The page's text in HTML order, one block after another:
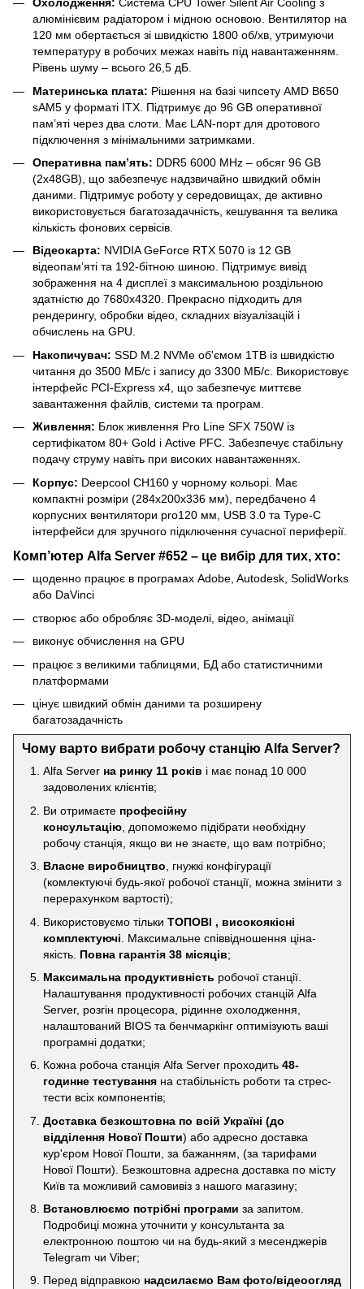
Охолодження: Система CPU Tower Silent Air Cooling з
алюмінієвим радіатором і мідною основою. Вентилятор на
120 мм обертається зі швидкістю 1800 об/хв, утримуючи
температуру в робочих межах навіть під навантаженням.
Рівень шуму – всього 26,5 дБ.
Материнська плата: Рішення на базі чипсету AMD B650
sAM5 у форматі ITX. Підтримує до 96 GB оперативної
пам’яті через два слоти. Має LAN-порт для дротового
підключення з мінімальними затримками.
Оперативна пам’ять: DDR5 6000 MHz – обсяг 96 GB
(2x48GB), що забезпечує надзвичайно швидкий обмін
даними. Підтримує роботу у середовищах, де активно
використовується багатозадачність, кешування та велика
кількість фонових сервісів.
Відеокарта: NVIDIA GeForce RTX 5070 із 12 GB
відеопам’яті та 192-бітною шиною. Підтримує вивід
зображення на 4 дисплеї з максимальною роздільною
здатністю до 7680x4320. Прекрасно підходить для
рендерингу, обробки відео, складних візуалізацій і
обчислень на GPU.
Накопичувач: SSD M.2 NVMe об'ємом 1TB із швидкістю
читання до 3500 МБ/с і запису до 3300 МБ/с. Використовує
інтерфейс PCI-Express x4, що забезпечує миттєве
завантаження файлів, системи та програм.
Живлення: Блок живлення Pro Line SFX 750W із
сертифікатом 80+ Gold і Active PFC. Забезпечує стабільну
подачу струму навіть при високих навантаженнях.
Корпус: Deepcool CH160 у чорному кольорі. Має
компактні розміри (284x200x336 мм), передбачено 4
корпусних вентилятори pro120 мм, USB 3.0 та Type-C
інтерфейси для зручного підключення сучасної периферії.
Комп’ютер Alfa Server #652 – це вибір для тих, хто:
щоденно працює в програмах Adobe, Autodesk, SolidWorks
або DaVinci
створює або обробляє 3D-моделі, відео, анімації
виконує обчислення на GPU
працює з великими таблицями, БД або статистичними
платформами
цінує швидкий обмін даними та розширену
багатозадачність
Чому варто вибрати робочу станцію Alfa Server?
Alfa Server на ринку 11 років і має понад 10 000
задоволених клієнтів;
Ви отримаєте професійну
консультацію , допоможемо підібрати необхідну
робочу станція, якщо ви не знаєте, що вам потрібно;
Власне виробництво , гнужкі конфігурації
(комлектуючі будь-якої робочої станції, можна змінити з
перерахунком вартості);
Використовуємо тільки ТОПОВІ , високоякісні
комплектуючі . Максимальне співвідношення ціна-
якість. Повна гарантія 38 місяців;
Максимальна продуктивність робочої станції.
Налаштування продуктивності робочих станцій Alfa
Server, розгін процесора, рідинне охолодження,
налаштований BIOS та бенчмаркінг оптимізують ваші
програмні додатки;
Кожна робоча станція Alfa Server проходить 48-
годинне тестування на стабільність роботи та стрес-
тести всіх компонентів;
Доставка безкоштовна по всій Україні (до
відділення Нової Пошти) або адресно доставка
кур'єром Нової Пошти, за бажанням, (за тарифами
Нової Пошти). Безкоштовна адресна доставка по місту
Київ та можливий самовивіз з нашого магазину;
Встановлюємо потрібні програми за запитом.
Подробиці можна уточнити у консультанта за
електронною поштою чи на будь-який з месенджерів
Telegram чи Viber;
Перед відправкою надсилаємо Вам фото/відеоогляд